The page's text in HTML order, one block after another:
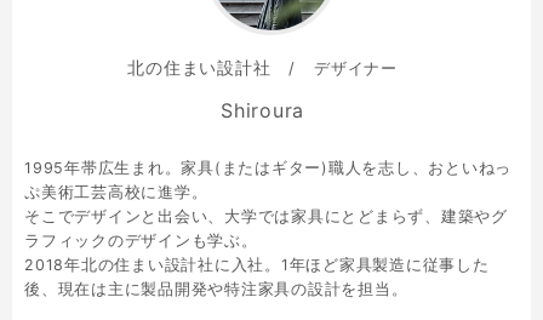
北の住まい設計社 デザイナー
Shiroura
1995年帯広生まれ。家具(またはギター)職人を志し、おといねっ
ぷ美術工芸高校に進学。
そこでデザインと出会い、大学では家具にとどまらず、建築やグ
ラフィックのデザインも学ぶ。
2018年北の住まい設計社に入社。1年ほど家具製造に従事した
後、現在は主に製品開発や特注家具の設計を担当。